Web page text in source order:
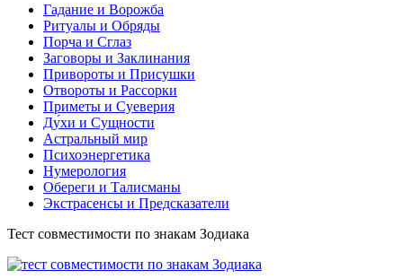
Гадание и Ворожба
Ритуалы и Обряды
Порча и Сглаз
Заговоры и Заклинания
Привороты и Присушки
Отвороты и Рассорки
Приметы и Суеверия
Ду́хи и Сущности
Астральный мир
Психоэнергетика
Нумерология
Обереги и Талисманы
Экстрасенсы и Предсказатели
Тест совместимости по знакам Зодиака